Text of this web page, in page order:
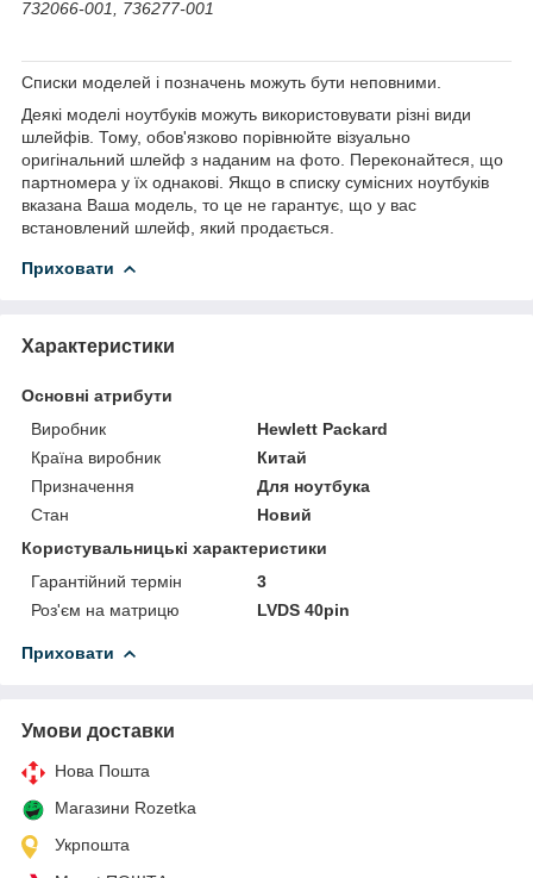
732066-001, 736277-001
Списки моделей і позначень можуть бути неповними.
Деякі моделі ноутбуків можуть використовувати різні види
шлейфів. Тому, обов'язково порівнюйте візуально
оригінальний шлейф з наданим на фото. Переконайтеся, що
партномера у їх однакові. Якщо в списку сумісних ноутбуків
вказана Ваша модель, то це не гарантує, що у вас
встановлений шлейф, який продається.
Приховати
Характеристики
Основні атрибути
Виробник
Hewlett Packard
Країна виробник
Китай
Призначення
Для ноутбука
Стан
Новий
Користувальницькі характеристики
Гарантійний термін
3
Роз'єм на матрицю
LVDS 40pin
Приховати
Умови доставки
Нова Пошта
Магазини Rozetka
Укрпошта